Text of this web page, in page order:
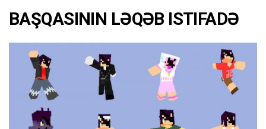
BAŞQASININ LƏQƏB ISTIFADƏ